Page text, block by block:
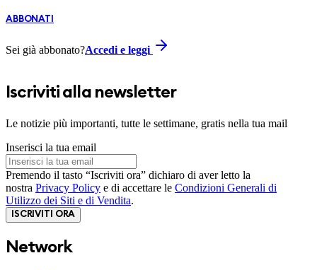
ABBONATI
Sei già abbonato?Accedi e leggi
Iscriviti alla newsletter
Le notizie più importanti, tutte le settimane, gratis nella tua mail
Inserisci la tua email
Premendo il tasto “Iscriviti ora” dichiaro di aver letto la
nostra Privacy Policy e di accettare le Condizioni Generali di
Utilizzo dei Siti e di Vendita.
ISCRIVITI ORA
Network